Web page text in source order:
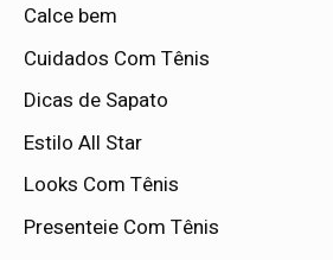
Calce bem
Cuidados Com Tênis
Dicas de Sapato
Estilo All Star
Looks Com Tênis
Presenteie Com Tênis